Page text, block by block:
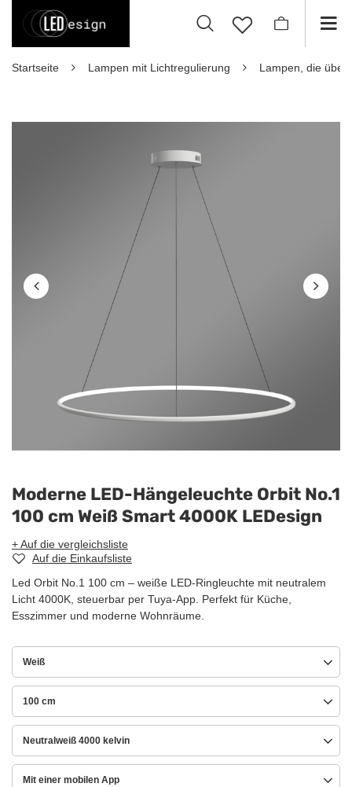
Startseite Lampen mit Lichtregulierung Lampen, die über
Moderne LED-Hängeleuchte Orbit No.1
100 cm Weiß Smart 4000K LEDesign
+ Auf die vergleichsliste
Auf die Einkaufsliste
Led Orbit No.1 100 cm – weiße LED-Ringleuchte mit neutralem
Licht 4000K, steuerbar per Tuya-App. Perfekt für Küche,
Esszimmer und moderne Wohnräume.
Weiß
100 cm
Neutralweiß 4000 kelvin
Mit einer mobilen App